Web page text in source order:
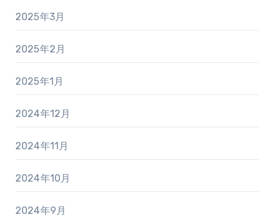
2025年3月
2025年2月
2025年1月
2024年12月
2024年11月
2024年10月
2024年9月